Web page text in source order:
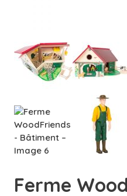
Ferme